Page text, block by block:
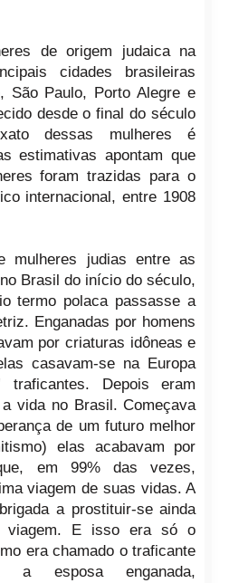
de origem judaica na
cidades brasileiras
São Paulo, Porto Alegre e
desde o final do século
dessas mulheres é
estimativas apontam que
foram trazidas para o
internacional, entre 1908
mulheres judias entre as
Brasil do início do século,
termo polaca passasse a
Enganadas por homens
por criaturas idôneas e
casavam-se na Europa
traficantes. Depois eram
vida no Brasil. Começava
de um futuro melhor
elas acabavam por
em 99% das vezes,
viagem de suas vidas. A
a prostituir-se ainda
viagem. E isso era só o
era chamado o traficante
a esposa enganada,